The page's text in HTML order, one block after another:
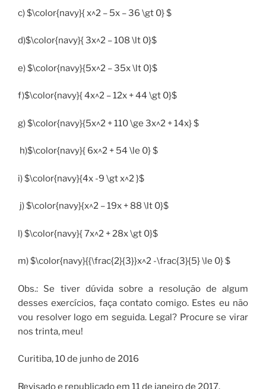
c) $\color{navy}{ x^2 – 5x – 36 \gt 0} $
d)$\color{navy}{ 3x^2 – 108 \lt 0}$
e) $\color{navy}{5x^2 – 35x \lt 0}$
f)$\color{navy}{ 4x^2 – 12x + 44 \gt 0}$
g) $\color{navy}{5x^2 + 110 \ge 3x^2 + 14x} $
h)$\color{navy}{ 6x^2 + 54 \le 0} $
i) $\color{navy}{4x -9 \gt x^2 }$
j) $\color{navy}{x^2 – 19x + 88 \lt 0}$
l) $\color{navy}{ 7x^2 + 28x \gt 0}$
m) $\color{navy}{{\frac{2}{3}}x^2 -\frac{3}{5} \le 0} $
Obs.: Se tiver dúvida sobre a resolução de algum
desses exercícios, faça contato comigo. Estes eu não
vou resolver logo em seguida. Legal? Procure se virar
nos trinta, meu!
Curitiba, 10 de junho de 2016
Revisado e republicado em 11 de janeiro de 2017.